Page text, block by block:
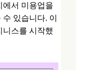
에서 미용업을
있습니다. 이
니스를 시작했